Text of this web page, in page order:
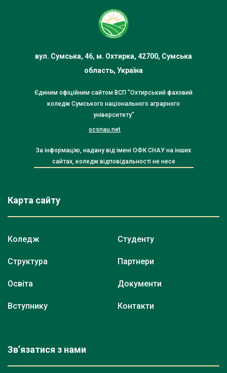
вул. Сумська, 46, м. Охтирка, 42700, Сумська
область, Україна
Єдиним офіційним сайтом ВСП "Охтирський фаховий
коледж Сумського національного аграрного
університету"
ocsnau.net
За інформацію, надану від імені ОФК СНАУ на інших
сайтах, коледж відповідальності не несе
Карта сайту
Коледж
Структура
Освіта
Вступнику
Студенту
Партнери
Документи
Контакти
Зв’язатися з нами